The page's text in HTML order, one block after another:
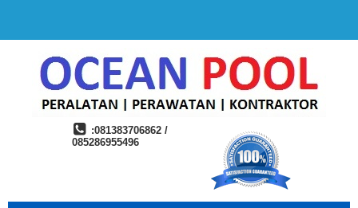
:081383706862 /
085286955496